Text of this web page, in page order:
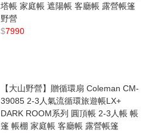
塔帳 家庭帳 遮陽帳 客廳帳 露營帳篷
野營
$7990
【大山野營】贈循環扇 Coleman CM-
39085 2-3人氣流循環旅遊帳LX+
DARK ROOM系列 圓頂帳 2-3人帳 帳
篷 帳棚 家庭帳 客廳帳 露營帳篷